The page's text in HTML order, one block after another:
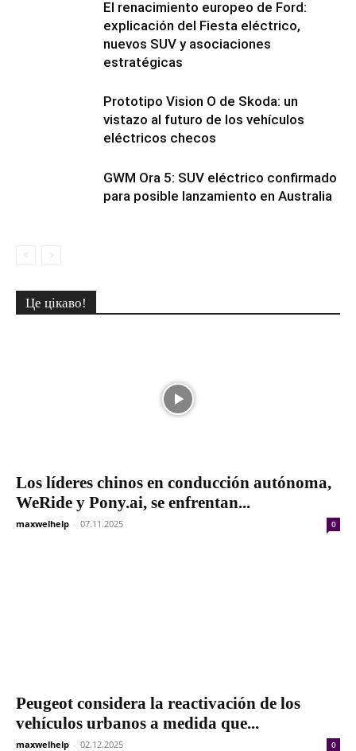
El renacimiento europeo de Ford:
explicación del Fiesta eléctrico,
nuevos SUV y asociaciones
estratégicas
Prototipo Vision O de Skoda: un
vistazo al futuro de los vehículos
eléctricos checos
GWM Ora 5: SUV eléctrico confirmado
para posible lanzamiento en Australia
Це цікаво!
Los líderes chinos en conducción autónoma,
WeRide y Pony.ai, se enfrentan...
maxwelhelp - 07.11.2025 0
Peugeot considera la reactivación de los
vehículos urbanos a medida que...
maxwelhelp - 02.12.2025 0